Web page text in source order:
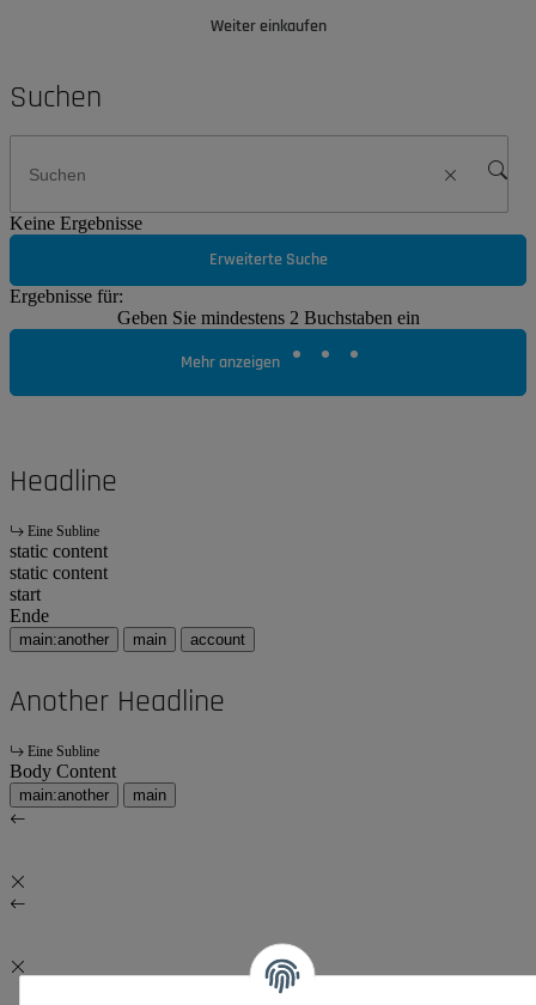
Weiter einkaufen
Suchen
Keine Ergebnisse
Erweiterte Suche
Ergebnisse für:
Geben Sie mindestens 2 Buchstaben ein
Mehr anzeigen
Headline
Eine Subline
static content
static content
start
Ende
main:another main account
Another Headline
Eine Subline
Body Content
main:another main